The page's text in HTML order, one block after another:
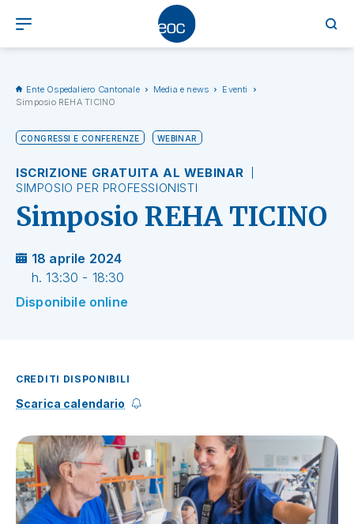
Ente Ospedaliero Cantonale Media e news
Eventi
Simposio REHA TICINO
CONGRESSI E CONFERENZE WEBINAR
ISCRIZIONE GRATUITA AL WEBINAR
SIMPOSIO PER PROFESSIONISTI
Simposio REHA TICINO
18 aprile 2024
h. 13:30 - 18:30
Disponibile online
CREDITI DISPONIBILI
Scarica calendario